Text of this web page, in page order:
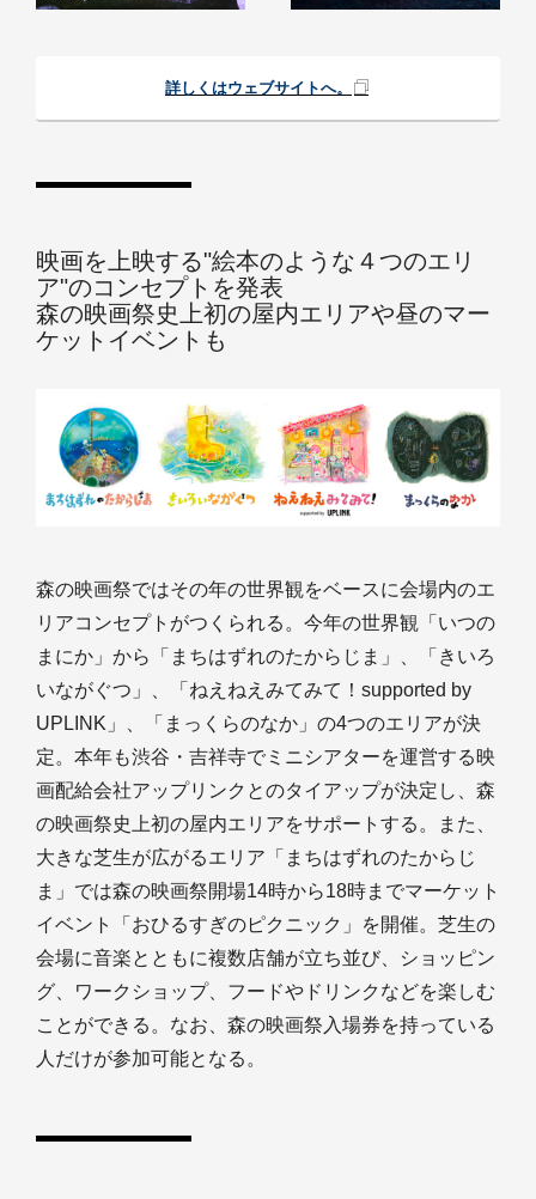
詳しくはウェブサイトへ。
映画を上映する"絵本のような４つのエリ
ア"のコンセプトを発表
森の映画祭史上初の屋内エリアや昼のマー
ケットイベントも
森の映画祭ではその年の世界観をベースに会場内のエ
リアコンセプトがつくられる。今年の世界観「いつの
まにか」から「まちはずれのたからじま」、「きいろ
いながぐつ」、「ねえねえみてみて！supported by
UPLINK」、「まっくらのなか」の4つのエリアが決
定。本年も渋谷・吉祥寺でミニシアターを運営する映
画配給会社アップリンクとのタイアップが決定し、森
の映画祭史上初の屋内エリアをサポートする。また、
大きな芝生が広がるエリア「まちはずれのたからじ
ま」では森の映画祭開場14時から18時までマーケット
イベント「おひるすぎのピクニック」を開催。芝生の
会場に音楽とともに複数店舗が立ち並び、ショッピン
グ、ワークショップ、フードやドリンクなどを楽しむ
ことができる。なお、森の映画祭入場券を持っている
人だけが参加可能となる。